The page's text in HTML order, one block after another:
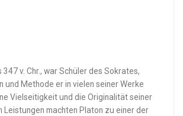
347 v. Chr., war Schüler des Sokrates,
und Methode er in vielen seiner Werke
Vielseitigkeit und die Originalität seiner
Leistungen machten Platon zu einer der